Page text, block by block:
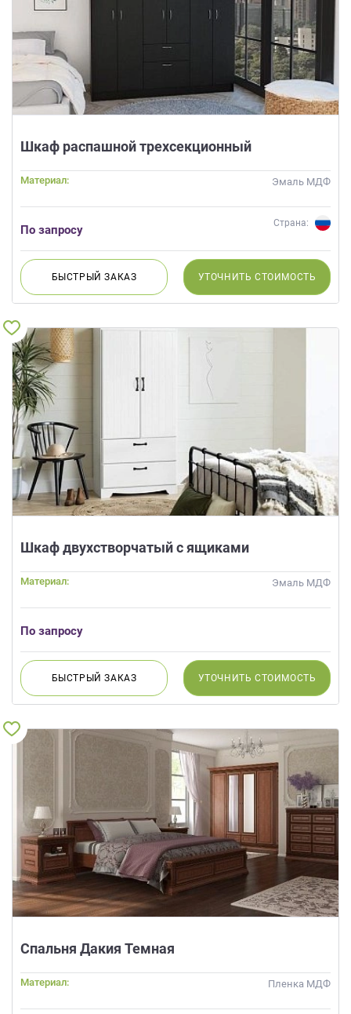
Шкаф распашной трехсекционный
Материал: Эмаль МДФ
По запросу
Страна:
БЫСТРЫЙЗАКАЗ УТОЧНИТЬ СТОИМОСТЬ
Шкаф двухстворчатый с ящиками
Материал: Эмаль МДФ
По запросу
БЫСТРЫЙЗАКАЗ УТОЧНИТЬ СТОИМОСТЬ
Спальня Дакия Темная
Материал: Пленка МДФ